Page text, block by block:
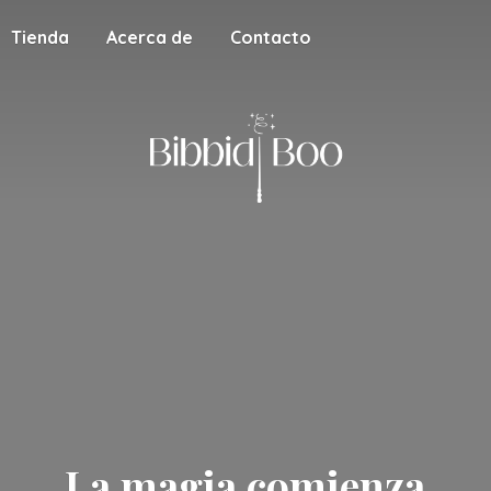
Tienda Acerca de Contacto